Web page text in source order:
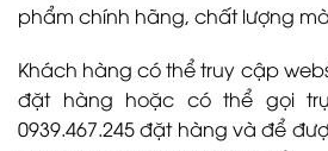
phẩm chính hãng, chất lượng
Khách hàng có thể truy cập
đặt hàng hoặc có thể gọi
0939.467.245 đặt hàng và để